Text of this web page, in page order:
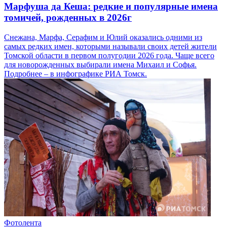
Марфуша да Кеша: редкие и популярные имена
томичей, рожденных в 2026г
Снежана, Марфа, Серафим и Юлий оказались одними из
самых редких имен, которыми называли своих детей жители
Томской области в первом полугодии 2026 года. Чаще всего
для новорожденных выбирали имена Михаил и Софья.
Подробнее – в инфографике РИА Томск.
Фотолента